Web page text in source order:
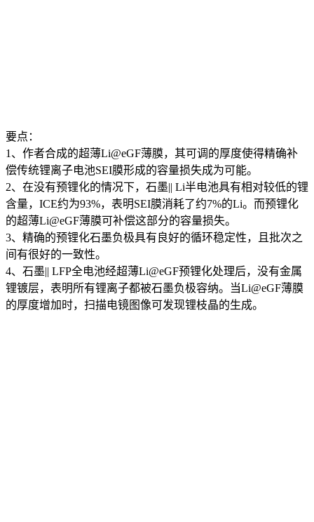
要点：
1、作者合成的超薄Li@eGF薄膜，其可调的厚度使得精确补
偿传统锂离子电池SEI膜形成的容量损失成为可能。
2、在没有预锂化的情况下，石墨|| Li半电池具有相对较低的锂
含量，ICE约为93%，表明SEI膜消耗了约7%的Li。而预锂化
的超薄Li@eGF薄膜可补偿这部分的容量损失。
3、精确的预锂化石墨负极具有良好的循环稳定性，且批次之
间有很好的一致性。
4、石墨|| LFP全电池经超薄Li@eGF预锂化处理后，没有金属
锂镀层，表明所有锂离子都被石墨负极容纳。当Li@eGF薄膜
的厚度增加时，扫描电镜图像可发现锂枝晶的生成。